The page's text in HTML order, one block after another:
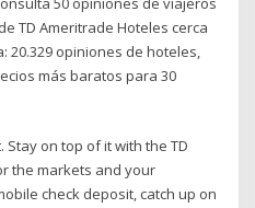
TD Ameritrade Hoteles cerca
20.329 opiniones de hoteles,
más baratos para 30
Stay on top of it with the TD
the markets and your
check deposit, catch up on